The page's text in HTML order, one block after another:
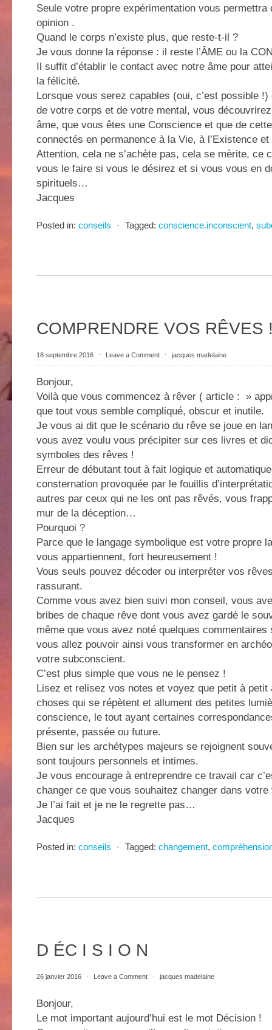
Seule votre propre expérimentation vous permettra
opinion .
Quand le corps n’existe plus, que reste-t-il ?
Je vous donne la réponse : il reste l’ÂME ou la
Il suffit d’établir le contact avec notre âme pour
la félicité.
Lorsque vous serez capables (oui, c’est possible
de votre corps et de votre mental, vous
âme, que vous êtes une Conscience et que de
connectés en permanence à la Vie, à l’Existence et
Attention, cela ne s’achète pas, cela se mèrite, ce
vous le faire si vous le désirez et si vous vous en
spirituels…
Jacques
Posted in: conseils ⋅ Tagged: conscience.inconscient,
COMPRENDRE VOS RÊVES
18 septembre 2016 ⋅ Leave a Comment ⋅ jacques madelaine
Bonjour,
Voilà que vous commencez à rêver ( article : »
que tout vous semble compliqué, obscur et inutile.
Je vous ai dit que le scénario du rêve se joue en
vous avez voulu vous précipiter sur ces livres et
symboles des rêves !
Erreur de débutant tout à fait logique et
consternation provoquée par le fouillis
autres par ceux qui ne les ont pas rêvés, vous
mur de la déception…
Pourquoi ?
Parce que le langage symbolique est votre propre
vous appartiennent, fort heureusement !
Vous seuls pouvez décoder ou interpréter vos
rassurant.
Comme vous avez bien suivi mon conseil, vous
bribes de chaque rêve dont vous avez gardé le
même que vous avez noté quelques
vous allez pouvoir ainsi vous transformer en
votre subconscient.
C’est plus simple que vous ne le pensez !
Lisez et relisez vos notes et voyez que petit à petit
choses qui se répètent et allument des petites
conscience, le tout ayant certaines
présente, passée ou future.
Bien sur les archétypes majeurs se rejoignent
sont toujours personnels et intimes.
Je vous encourage à entreprendre ce travail car
changer ce que vous souhaitez changer dans votre
Je l’ai fait et je ne le regrette pas…
Jacques
Posted in: conseils ⋅ Tagged: changement,
D ÉC I S I O N
26 janvier 2016 ⋅ Leave a Comment ⋅ jacques madelaine
Bonjour,
Le mot important aujourd’hui est le mot Décision !